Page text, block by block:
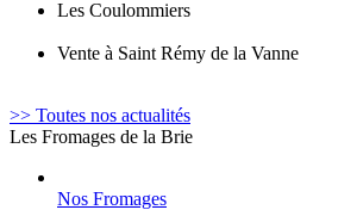
Les Coulommiers
Vente à Saint Rémy de la Vanne
>> Toutes nos actualités
Les Fromages de la Brie
Nos Fromages